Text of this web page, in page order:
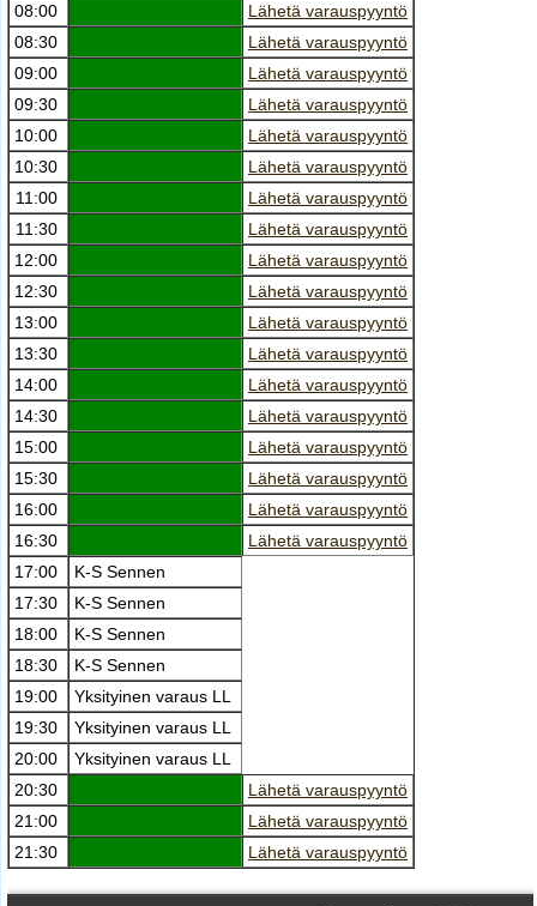
08:00
Lähetä varauspyyntö
08:30
Lähetä varauspyyntö
09:00
Lähetä varauspyyntö
09:30
Lähetä varauspyyntö
10:00
Lähetä varauspyyntö
10:30
Lähetä varauspyyntö
11:00
Lähetä varauspyyntö
11:30
Lähetä varauspyyntö
12:00
Lähetä varauspyyntö
12:30
Lähetä varauspyyntö
13:00
Lähetä varauspyyntö
13:30
Lähetä varauspyyntö
14:00
Lähetä varauspyyntö
14:30
Lähetä varauspyyntö
15:00
Lähetä varauspyyntö
15:30
Lähetä varauspyyntö
16:00
Lähetä varauspyyntö
16:30
Lähetä varauspyyntö
17:00
K-S Sennen
17:30
K-S Sennen
18:00
K-S Sennen
18:30
K-S Sennen
19:00
Yksityinen varaus LL
19:30
Yksityinen varaus LL
20:00
Yksityinen varaus LL
20:30
Lähetä varauspyyntö
21:00
Lähetä varauspyyntö
21:30
Lähetä varauspyyntö